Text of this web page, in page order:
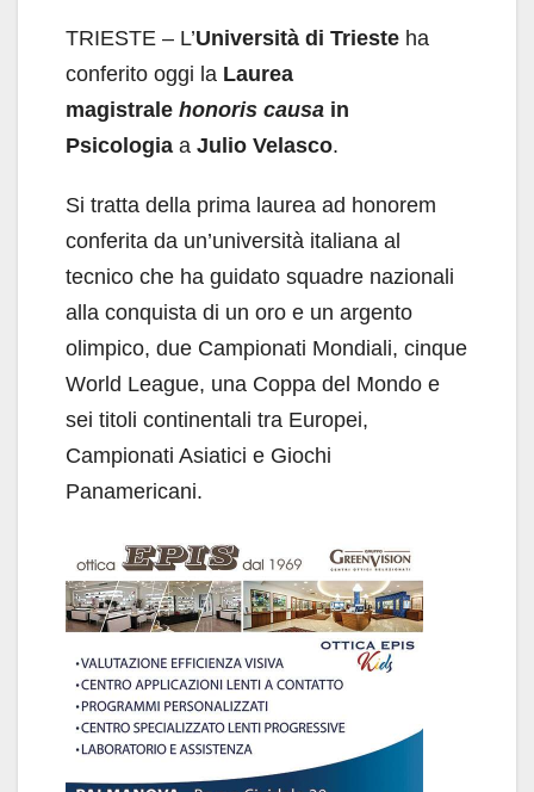
TRIESTE – L’Università di Trieste ha
conferito oggi la Laurea
magistrale honoris causa in
Psicologia a Julio Velasco.
Si tratta della prima laurea ad honorem
conferita da un’università italiana al
tecnico che ha guidato squadre nazionali
alla conquista di un oro e un argento
olimpico, due Campionati Mondiali, cinque
World League, una Coppa del Mondo e
sei titoli continentali tra Europei,
Campionati Asiatici e Giochi
Panamericani.